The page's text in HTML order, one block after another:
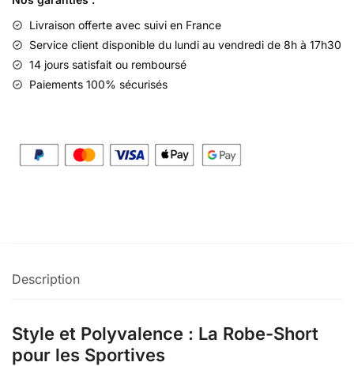
Livraison offerte avec suivi en France
Service client disponible du lundi au vendredi de 8h à 17h30
14 jours satisfait ou remboursé
Paiements 100% sécurisés
Description
Style et Polyvalence : La Robe-Short
pour les Sportives